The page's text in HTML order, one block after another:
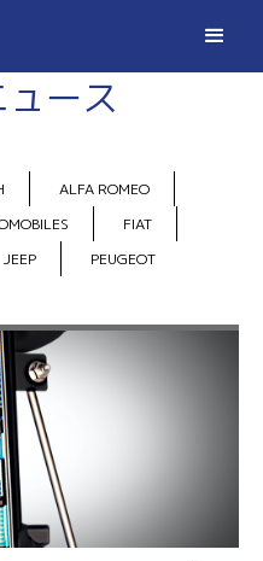
ース
ALFA ROMEO
FIAT
JEEP PEUGEOT